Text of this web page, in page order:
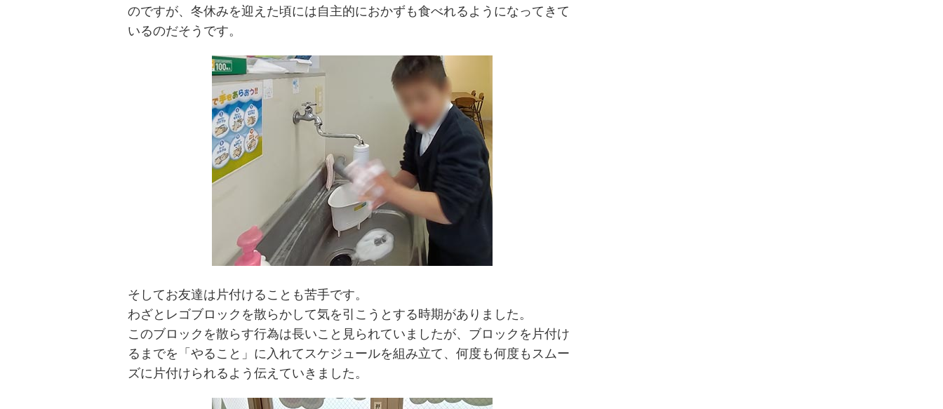
のですが、冬休みを迎えた頃には自主的におかずも食べれるようになってきて
いるのだそうです。
そしてお友達は片付けることも苦手です。
わざとレゴブロックを散らかして気を引こうとする時期がありました。
このブロックを散らす行為は長いこと見られていましたが、ブロックを片付け
るまでを「やること」に入れてスケジュールを組み立て、何度も何度もスムー
ズに片付けられるよう伝えていきました。